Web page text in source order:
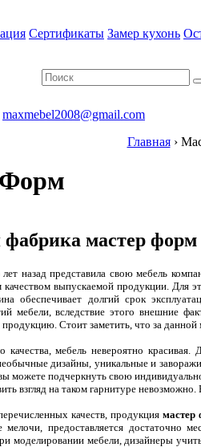
Сертификаты Замер кухонь
maxmebel2008@gmail.com
Главная›
мастер
лет назад представила свою мебель
качеством выпускаемой продукции. Для
обеспечивает долгий срок
мебели, вследствие этого внешние
Стоит заметить, что за
мебель невероятно красивая.
дизайны, уникальные и
можете подчеркнуть свою
взгляд на таком гарнитуре
качеств, продукция мастер
мелочи, предоставляется
моделировании мебели, дизайнеры